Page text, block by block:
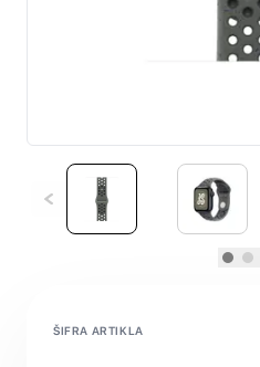
ŠIFRA ARTIKLA